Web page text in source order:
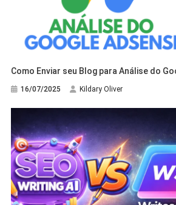
Como Enviar seu Blog para Análise do
16/07/2025 Kildary Oliver